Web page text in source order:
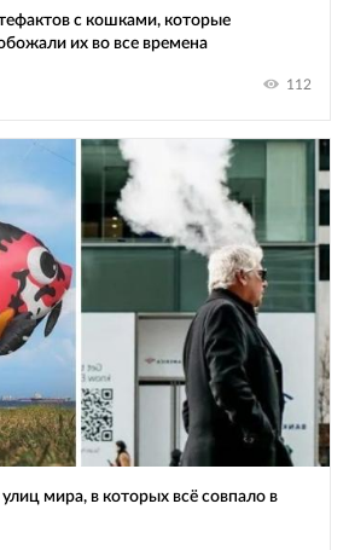
с кошками, которые
их во все времена
112
мира, в которых всё совпало в